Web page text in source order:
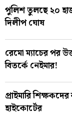
পুলিশ তুলছে ২০
দিলীপ ঘোষ
রেমো ম্যাচের পর
বিতর্কে নেইমার!
প্রাইমারি
হাইকোর্টের